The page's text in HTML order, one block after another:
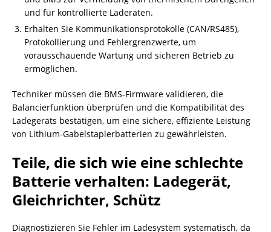
und für kontrollierte Laderaten.
Erhalten Sie Kommunikationsprotokolle (CAN/RS485),
Protokollierung und Fehlergrenzwerte, um
vorausschauende Wartung und sicheren Betrieb zu
ermöglichen.
Techniker müssen die BMS‑Firmware validieren, die
Balancierfunktion überprüfen und die Kompatibilität des
Ladegeräts bestätigen, um eine sichere, effiziente Leistung
von Lithium-Gabelstaplerbatterien zu gewährleisten.
Teile, die sich wie eine schlechte
Batterie verhalten: Ladegerät,
Gleichrichter, Schütz
Diagnostizieren Sie Fehler im Ladesystem systematisch, da